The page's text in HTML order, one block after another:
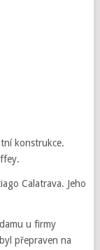
konstrukce.
Calatrava. Jeho
u firmy
přepraven na